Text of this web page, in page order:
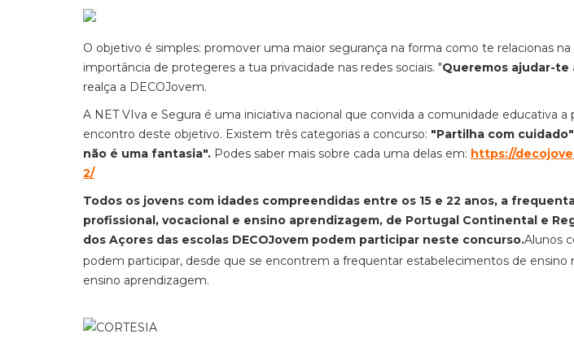
O objetivo é simples: promover uma maior segurança na forma como te relacionas na
importância de protegeres a tua privacidade nas redes sociais. "Queremos ajudar-te
realça a DECOJovem.
A NET VIva e Segura é uma iniciativa nacional que convida a comunidade educativa a
encontro deste objetivo. Existem três categorias a concurso: "Partilha com
não é uma fantasia". Podes saber mais sobre cada uma delas em: https://
2/
Todos os jovens com idades compreendidas entre os 15 e 22 anos, a
profissional, vocacional e ensino aprendizagem, de Portugal Continental e
dos Açores das escolas DECOJovem podem participar neste concurso.Alunos
podem participar, desde que se encontrem a frequentar estabelecimentos de ensino
ensino aprendizagem.